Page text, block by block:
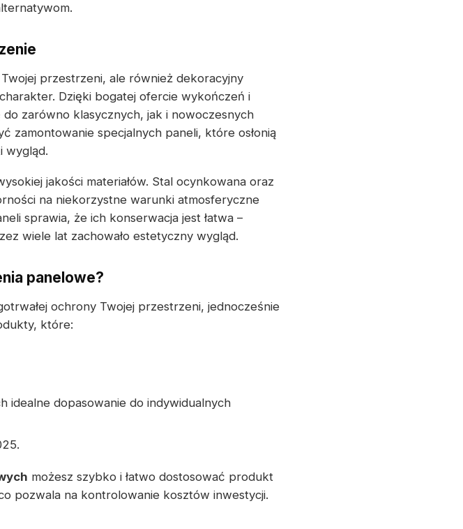
przestrzeni, ale również dekoracyjny
Dzięki bogatej ofercie wykończeń i
zarówno klasycznych, jak i nowoczesnych
zamontowanie specjalnych paneli, które osłonią
wygląd.
jakości materiałów. Stal ocynkowana oraz
na niekorzystne warunki atmosferyczne
sprawia, że ich konserwacja jest łatwa –
wiele lat zachowało estetyczny wygląd.
panelowe?
ochrony Twojej przestrzeni, jednocześnie
które:
idealne dopasowanie do indywidualnych
możesz szybko i łatwo dostosować produkt
pozwala na kontrolowanie kosztów inwestycji.